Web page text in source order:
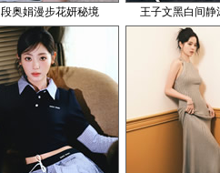
段奥娟漫步花妍秘境 王子文黑白间静